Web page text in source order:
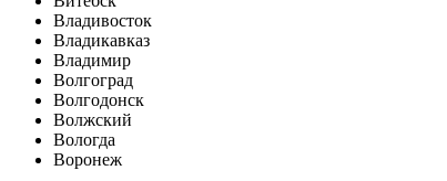
Владивосток
Владикавказ
Владимир
Волгоград
Волгодонск
Волжский
Вологда
Воронеж